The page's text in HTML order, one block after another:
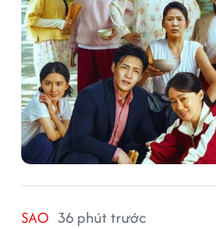
SAO 36 phút trước